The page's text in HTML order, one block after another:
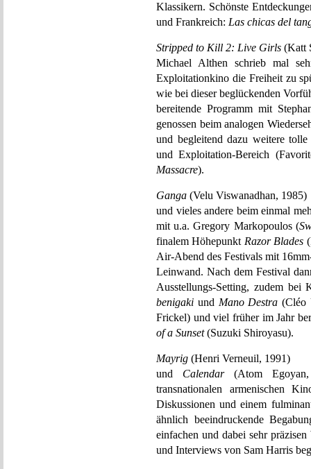
Klassikern. Schönste
und Frankreich: Las chicas del
Stripped to Kill 2: Live Girls (Katt
Michael Althen schrieb mal
Exploitationkino die Freiheit zu
wie bei dieser beglückenden
bereitende Programm mit
genossen beim analogen
und begleitend dazu weitere
und Exploitation-Bereich
Massacre).
Ganga (Velu Viswanadhan, 1985)
und vieles andere beim einmal
mit u.a. Gregory Markopoulos (
finalem Höhepunkt Razor Blades
Air-Abend des Festivals mit
Leinwand. Nach dem Festival
Ausstellungs-Setting, zudem bei
benigaki und Mano Destra (Cléo
Frickel) und viel früher im Jahr
of a Sunset(Suzuki Shiroyasu).
Mayrig (Henri Verneuil, 1991)
und Calendar(Atom Egoyan,
transnationalen armenischen
Diskussionen und einem
ähnlich beeindruckende
einfachen und dabei sehr
und Interviews von Sam Harris